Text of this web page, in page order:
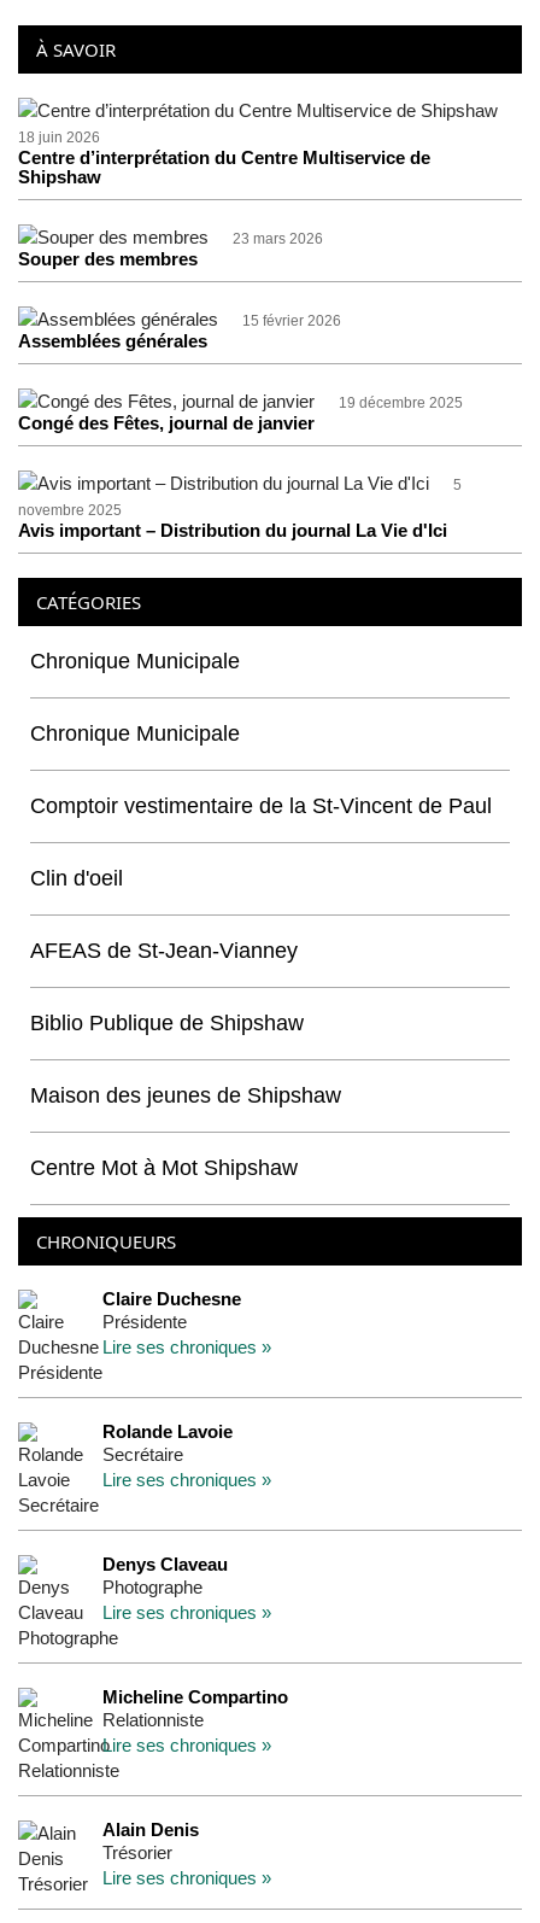
À SAVOIR
18 juin 2026
Centre d’interprétation du Centre Multiservice de
Shipshaw
23 mars 2026
Souper des membres
15 février 2026
Assemblées générales
19 décembre 2025
Congé des Fêtes, journal de janvier
5
novembre 2025
Avis important – Distribution du journal La Vie d'Ici
CATÉGORIES
Chronique Municipale
Chronique Municipale
Comptoir vestimentaire de la St-Vincent de Paul
Clin d'oeil
AFEAS de St-Jean-Vianney
Biblio Publique de Shipshaw
Maison des jeunes de Shipshaw
Centre Mot à Mot Shipshaw
CHRONIQUEURS
Claire Duchesne
Présidente
Lire ses chroniques »
Rolande Lavoie
Secrétaire
Lire ses chroniques »
Denys Claveau
Photographe
Lire ses chroniques »
Micheline Compartino
Relationniste
Lire ses chroniques »
Alain Denis
Trésorier
Lire ses chroniques »